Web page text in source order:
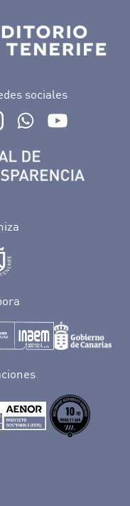
sociales
de Tenerife en
de Auditorio de Tenerife
Ir a perfil de Auditorio de
Ir al Boletín